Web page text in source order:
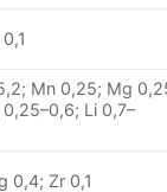
Mn 0,25; Mg
Li 0,7–
0,4; Zr 0,1